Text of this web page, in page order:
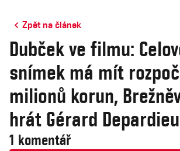
Zpět na článek
Dubček ve filmu:
snímek má mít
milionů korun,
hrát Gérard Depardieu
1 komentář